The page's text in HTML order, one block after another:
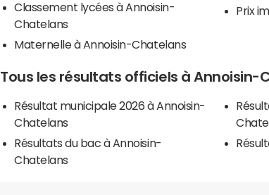
Classement lycées à Annoisin-
Chatelans
Maternelle à Annoisin-Chatelans
Prix
Tous les résultats officiels à Annoisin-
Résultat municipale 2026 à Annoisin-
Chatelans
Résultats du bac à Annoisin-
Chatelans